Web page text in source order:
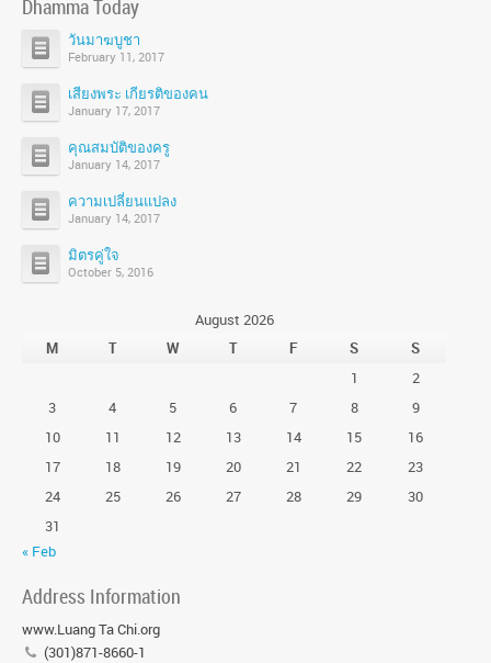
Dhamma Today
วันมาฆบูชา
February 11, 2017
เสียงพระ เกียรติของคน
January 17, 2017
คุณสมบัติของครู
January 14, 2017
ความเปลี่ยนแปลง
January 14, 2017
มิตรคู่ใจ
October 5, 2016
August 2026
M
T W T F S
S
1
2
3
4 5 6 7 8
9
10
11 12 13 14 15
16
17
18 19 20 21 22
23
24
25 26 27 28 29
30
31
« Feb
Address Information
www.Luang Ta Chi.org
(301)871-8660-1